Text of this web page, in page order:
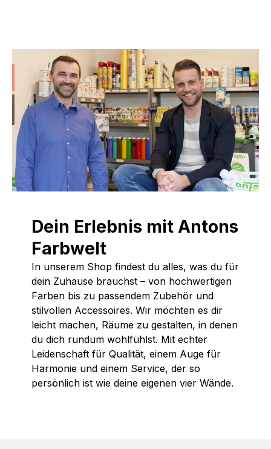
Dein Erlebnis mit Antons
Farbwelt
In unserem Shop findest du alles, was du für
dein Zuhause brauchst – von hochwertigen
Farben bis zu passendem Zubehör und
stilvollen Accessoires. Wir möchten es dir
leicht machen, Räume zu gestalten, in denen
du dich rundum wohlfühlst. Mit echter
Leidenschaft für Qualität, einem Auge für
Harmonie und einem Service, der so
persönlich ist wie deine eigenen vier Wände.